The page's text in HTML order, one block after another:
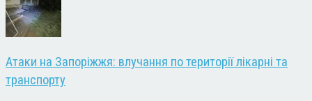
Атаки на Запоріжжя: влучання по території лікарні та
транспорту